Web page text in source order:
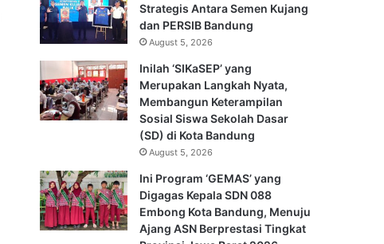
Strategis Antara Semen Kujang
dan PERSIB Bandung
August 5, 2026
Inilah ‘SIKaSEP’ yang
Merupakan Langkah Nyata,
Membangun Keterampilan
Sosial Siswa Sekolah Dasar
(SD) di Kota Bandung
August 5, 2026
Ini Program ‘GEMAS’ yang
Digagas Kepala SDN 088
Embong Kota Bandung, Menuju
Ajang ASN Berprestasi Tingkat